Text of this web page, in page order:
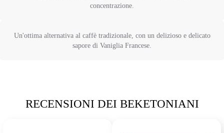
concentrazione.
Un'ottima alternativa al caffè tradizionale, con un delizioso e delicato
sapore di Vaniglia Francese.
RECENSIONI DEI BEKETONIANI